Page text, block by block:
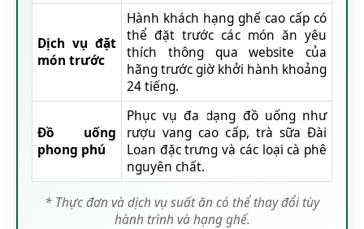
Dịch vụ đặt
món trước
Hành khách hạng ghế cao cấp có
thể đặt trước các món ăn yêu
thích thông qua website của
hãng trước giờ khởi hành khoảng
24 tiếng.
Đồ uống
phong phú
Phục vụ đa dạng đồ uống như
rượu vang cao cấp, trà sữa Đài
Loan đặc trưng và các loại cà phê
nguyên chất.
* Thực đơn và dịch vụ suất ăn có thể thay đổi tùy
hành trình và hạng ghế.